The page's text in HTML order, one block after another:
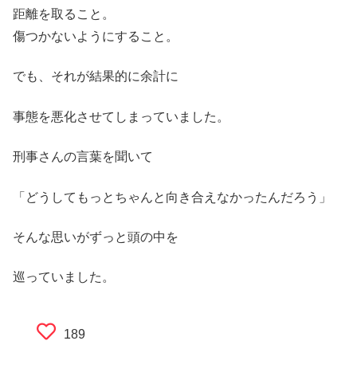
距離を取ること。
傷つかないようにすること。
でも、それが結果的に余計に
事態を悪化させてしまっていました。
刑事さんの言葉を聞いて
「どうしてもっとちゃんと向き合えなかったんだろう」
そんな思いがずっと頭の中を
巡っていました。
189